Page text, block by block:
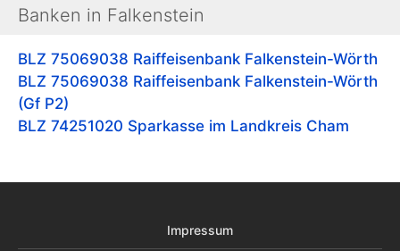
Banken in Falkenstein
BLZ 75069038 Raiffeisenbank Falkenstein-Wörth
BLZ 75069038 Raiffeisenbank Falkenstein-Wörth
(Gf P2)
BLZ 74251020 Sparkasse im Landkreis Cham
Impressum